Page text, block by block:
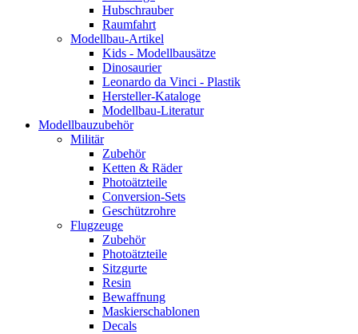
Hubschrauber
Raumfahrt
Modellbau-Artikel
Kids - Modellbausätze
Dinosaurier
Leonardo da Vinci - Plastik
Hersteller-Kataloge
Modellbau-Literatur
Modellbauzubehör
Militär
Zubehör
Ketten & Räder
Photoätzteile
Conversion-Sets
Geschützrohre
Flugzeuge
Zubehör
Photoätzteile
Sitzgurte
Resin
Bewaffnung
Maskierschablonen
Decals